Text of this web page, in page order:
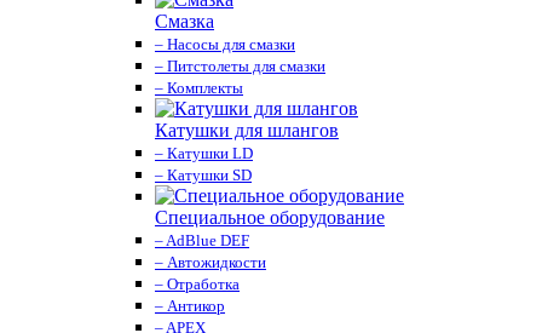
Смазка
– Насосы для смазки
– Питстолеты для смазки
– Комплекты
Катушки для шлангов
– Катушки LD
– Катушки SD
Специальное оборудование
– AdBlue DEF
– Автожидкости
– Отработка
– Антикор
– APEX